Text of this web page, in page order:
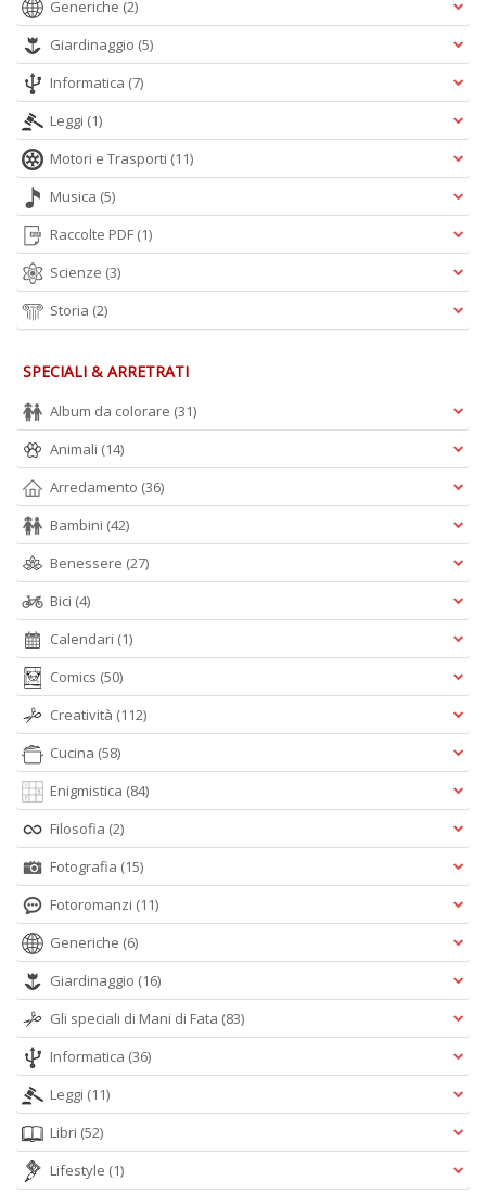
Generiche (2)
Giardinaggio (5)
Informatica (7)
Leggi (1)
Motori e Trasporti (11)
Musica (5)
Raccolte PDF (1)
Scienze (3)
Storia (2)
SPECIALI & ARRETRATI
Album da colorare (31)
Animali (14)
Arredamento (36)
Bambini (42)
Benessere (27)
Bici (4)
Calendari (1)
Comics (50)
Creatività (112)
Cucina (58)
Enigmistica (84)
Filosofia (2)
Fotografia (15)
Fotoromanzi (11)
Generiche (6)
Giardinaggio (16)
Gli speciali di Mani di Fata (83)
Informatica (36)
Leggi (11)
Libri (52)
Lifestyle (1)